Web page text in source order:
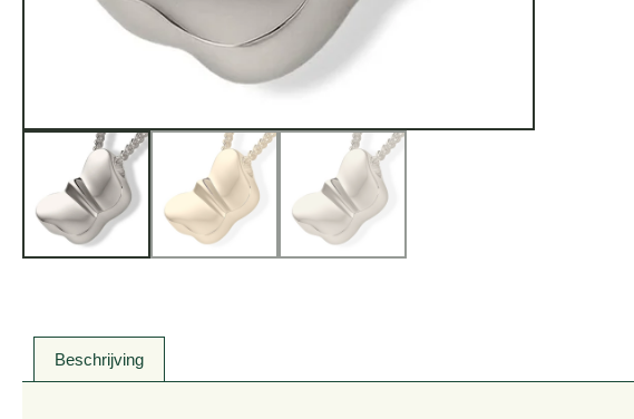
Beschrijving